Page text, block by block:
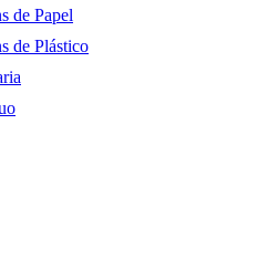
de Papel
de Plástico